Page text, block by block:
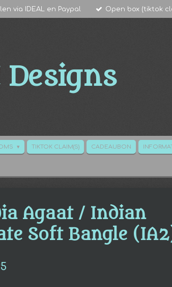
via IDEAL en Paypal Open box (tiktok
Designs
TIKTOK CLAIM(S) CADEAUBON
Agaat / Indian
Soft Bangle